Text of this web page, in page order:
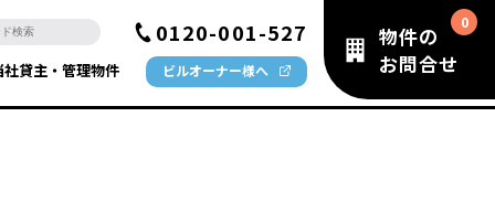
0120-001-527
社貸主・管理物件 ビルオーナー様へ
物件の
お問合せ